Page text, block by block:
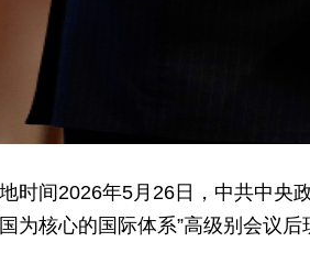
时间2026年5月26日，中共中央
为核心的国际体系”高级别会议